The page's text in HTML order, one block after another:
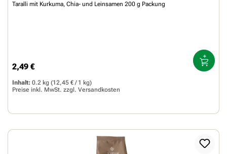
Taralli mit Kurkuma, Chia- und Leinsamen 200 g Packung
Regulärer Preis:
2,49 €
Inhalt: 0.2 kg (12,45 € / 1 kg)
Preise inkl. MwSt. zzgl. Versandkosten